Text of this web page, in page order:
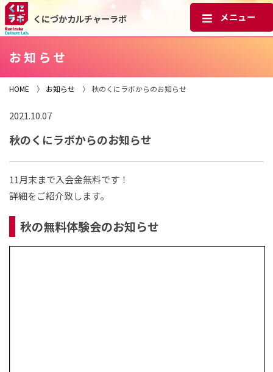
くにづかカルチャーラボ
お知らせ
HOME 〉 お知らせ 〉 秋のくにラボからのお知らせ
2021.10.07
秋のくにラボからのお知らせ
11月末まで入会金無料です！
詳細をご紹介致します。
秋の無料体験会のお知らせ